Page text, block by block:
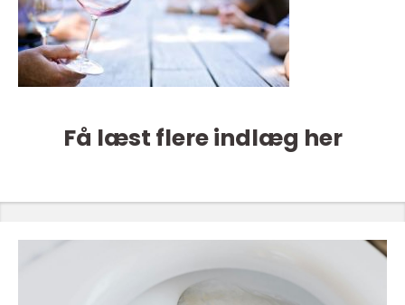
Få læst flere indlæg her